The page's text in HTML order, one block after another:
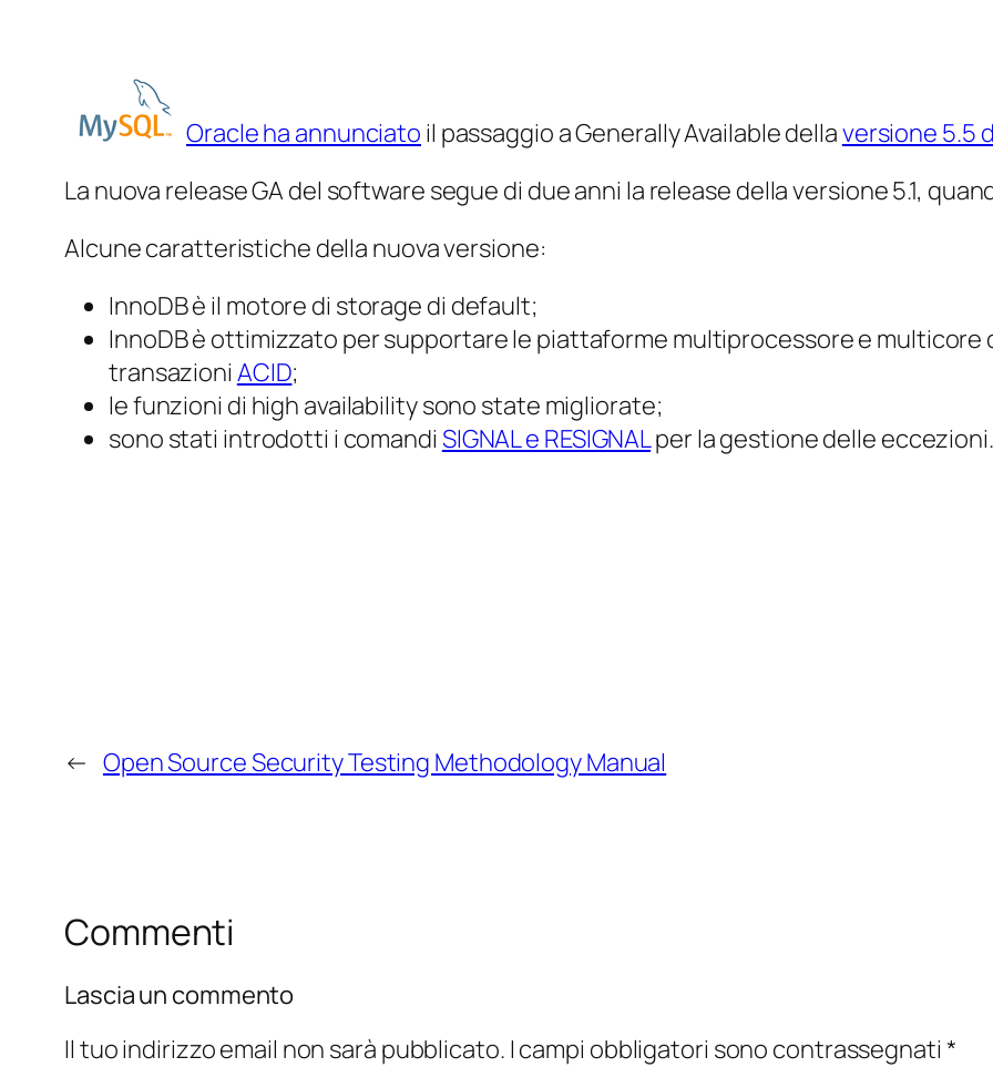
Oracle ha annunciato il passaggio a Generally Available dellaversione 5.5
La nuova release GA del software segue di due anni la release della versione 5.1,
Alcune caratteristiche della nuova versione:
InnoDB è il motore di storage di default;
InnoDB è ottimizzato per supportare le piattaforme multiprocessore e multicore
transazioni ACID;
le funzioni di high availability sono state migliorate;
sono stati introdotti i comandi SIGNAL e RESIGNALper la gestione delle eccezioni.
← Open Source Security Testing Methodology Manual
Commenti
Lascia un commento
Il tuo indirizzo email non sarà pubblicato. I campi obbligatori sono contrassegnati *